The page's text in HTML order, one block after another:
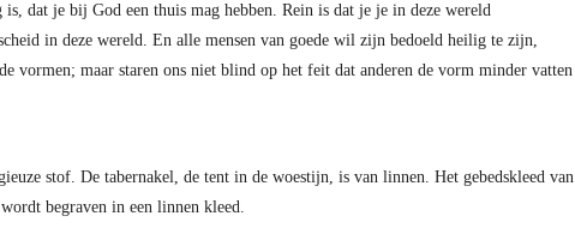
dat je bij God een thuis mag hebben. Rein is dat je je in deze wereld
in deze wereld. En alle mensen van goede wil zijn bedoeld heilig te zijn,
vormen; maar staren ons niet blind op het feit dat anderen de vorm minder vatten
stof. De tabernakel, de tent in de woestijn, is van linnen. Het gebedskleed van
begraven in een linnen kleed.